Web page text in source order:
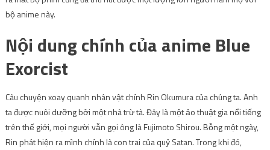
bộ anime này.
Nội dung chính của anime Blue
Exorcist
Câu chuyện xoay quanh nhân vật chính Rin Okumura của chúng ta. Anh
ta được nuôi dưỡng bởi một nhà trừ tà. Đây là một ảo thuật gia nổi tiếng
trên thế giới, mọi người vẫn gọi ông là Fujimoto Shirou. Bỗng một ngày,
Rin phát hiện ra mình chính là con trai của quỷ Satan. Trong khi đó,